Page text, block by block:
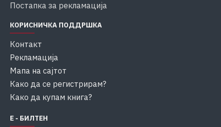
Постапка за рекламација
КОРИСНИЧКА ПОДДРШКА
Контакт
Рекламација
Мапа на сајтот
Како да се регистрирам?
Како да купам книга?
Е - БИЛТЕН